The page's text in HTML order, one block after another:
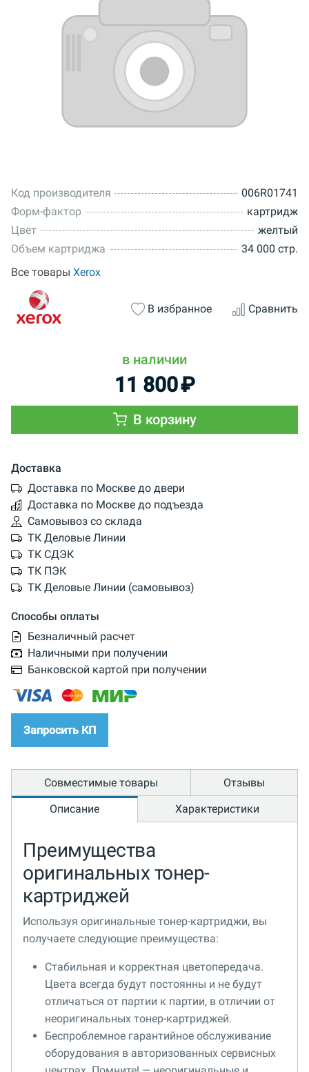
Код производителя
006R01741
Форм-фактор
картридж
Цвет
желтый
Объем картриджа
34 000 стр.
Все товары Xerox
В избранное Сравнить
в наличии
11 800₽
В корзину
Доставка
Доставка по Москве до двери
Доставка по Москве до подъезда
Самовывоз со склада
ТК Деловые Линии
ТК СДЭК
ТК ПЭК
ТК Деловые Линии (самовывоз)
Способы оплаты
Безналичный расчет
Наличными при получении
Банковской картой при получении
Запросить КП
Совместимые товары
Отзывы
Описание
Характеристики
Преимущества
оригинальных тонер-
картриджей
Используя оригинальные тонер-картриджи, вы
получаете следующие преимущества:
Стабильная и корректная цветопередача.
Цвета всегда будут постоянны и не будут
отличаться от партии к партии, в отличии от
неоригинальных тонер-картриджей.
Беспроблемное гарантийное обслуживание
оборудования в авторизованных сервисных